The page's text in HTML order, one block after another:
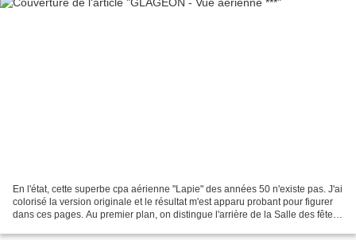
En l'état, cette superbe cpa aérienne "Lapie" des années 50 n'existe pas. J'ai
colorisé la version originale et le résultat m'est apparu probant pour figurer
dans ces pages. Au premier plan, on distingue l'arrière de la Salle des fêtes